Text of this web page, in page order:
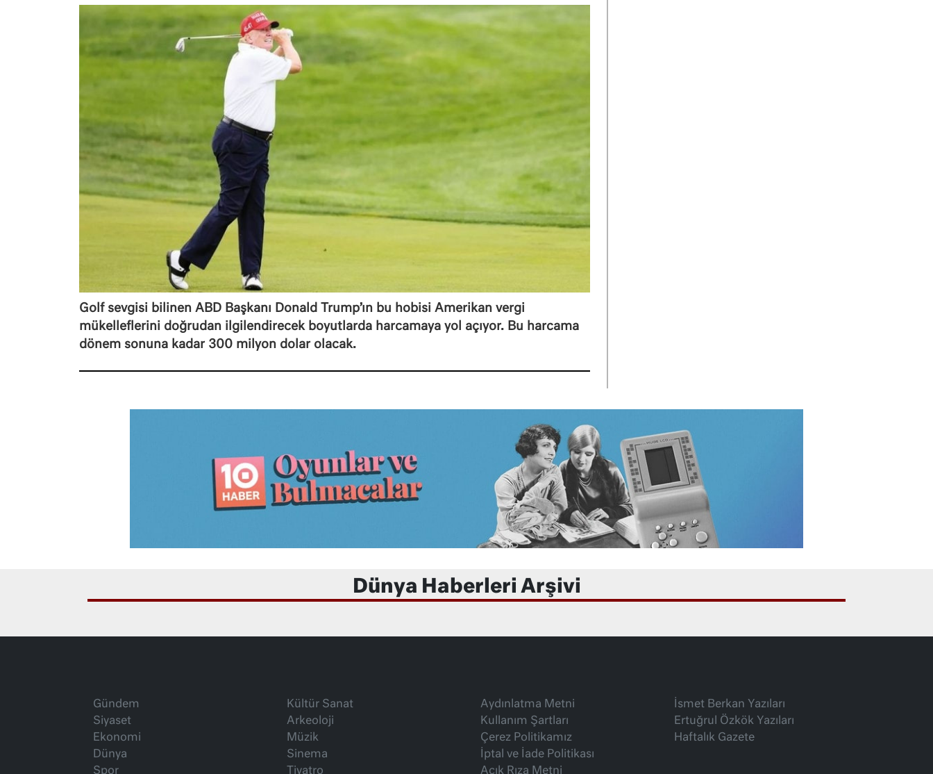
Golf sevgisi bilinen ABD Başkanı Donald Trump’ın bu hobisi Amerikan vergi
mükelleflerini doğrudan ilgilendirecek boyutlarda harcamaya yol açıyor. Bu harcama
dönem sonuna kadar 300 milyon dolar olacak.
Dünya Haberleri Arşivi
Gündem
Siyaset
Ekonomi
Dünya
Spor
Kültür Sanat
Arkeoloji
Müzik
Sinema
Tiyatro
Aydınlatma Metni
Kullanım Şartları
Çerez Politikamız
İptal ve İade Politikası
Açık Rıza Metni
İsmet Berkan Yazıları
Ertuğrul Özkök Yazıları
Haftalık Gazete